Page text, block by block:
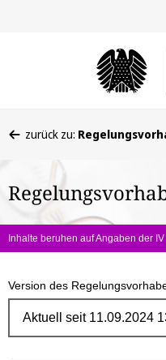
befinden
hier:
zurück zu:
Inhalte beruhen auf Angaben der IV
Version des